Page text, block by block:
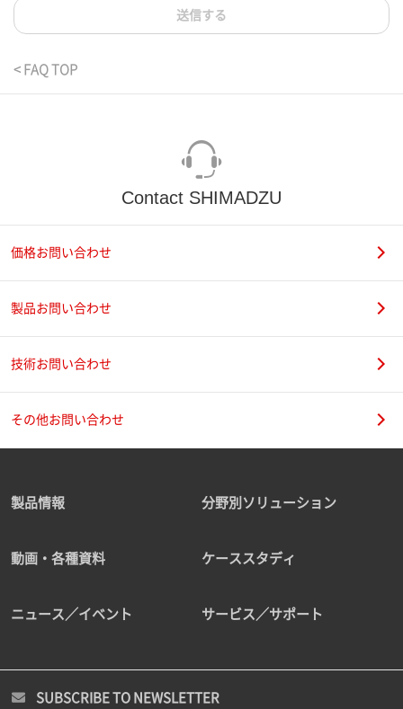
送信する
< FAQ TOP
Contact SHIMADZU
価格お問い合わせ
製品お問い合わせ
技術お問い合わせ
その他お問い合わせ
製品情報 分野別ソリューション
動画・各種資料 ケーススタディ
ニュース／イベント サービス／サポート
SUBSCRIBE TO NEWSLETTER